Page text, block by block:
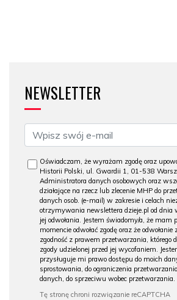
NEWSLETTER
Oświadczam, że wyrażam zgodę oraz
Historii Polski, ul. Gwardii 1, 01-538
Administratora danych osobowych oraz
działające na rzecz lub zlecenie MHP do
danych osob. (e-mail) w zakresie i celach
otrzymywania newslettera dzieje.pl od dnia
jej odwołania. Jestem świadomy/a, że mam
momencie odwołać zgodę oraz że
zgodność z prawem przetwarzania, którego
zgody udzielonej przed jej wycofaniem.
przysługuje mi prawo dostępu do moich
sprostowania, do ograniczenia
danych, do sprzeciwu wobec przetwarzania.